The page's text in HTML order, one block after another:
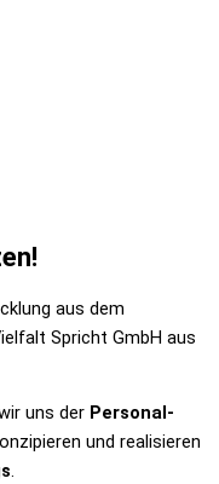
aus dem
Spricht GmbH aus
uns der Personal-
und realisieren
.